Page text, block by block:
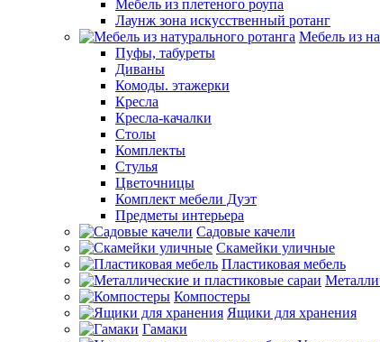
Мебель из плетеного роупа
Лаунж зона искусственный ротанг
Мебель из
Пуфы, табуреты
Диваны
Комоды. этажерки
Кресла
Кресла-качалки
Столы
Комплекты
Стулья
Цветочницы
Комплект мебели Дуэт
Предметы интерьера
Садовые качели
Скамейки уличные
Пластиковая мебель
Компостеры
Ящики для хранения
Гамаки